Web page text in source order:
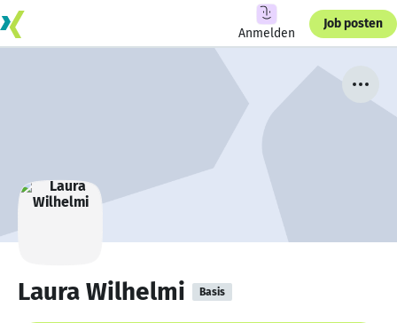
Anmelden
Job posten
Laura Wilhelmi Basis